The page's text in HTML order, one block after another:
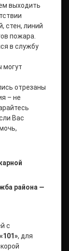
выходить
стен, линий
пожара.
в службу
могут
отрезаны
– не
Вас
района —
с
«101», для